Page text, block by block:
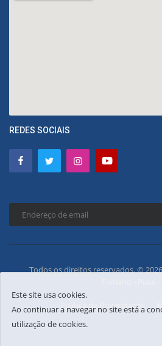
REDES SOCIAIS
Todos os direitos reservados. ©
Política de Privacidades
Este site usa cookies.
Ao continuar a navegar no site está a
utilização de cookies.